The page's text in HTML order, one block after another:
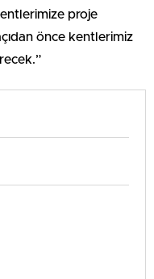
proje
önce kentlerimiz